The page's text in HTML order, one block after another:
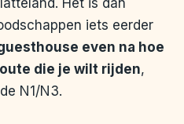
Het is dan
iets eerder
even na hoe
die je wilt rijden,
N1/N3.